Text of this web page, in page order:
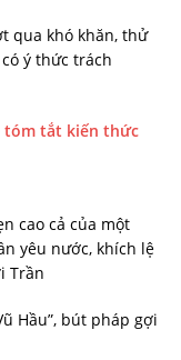
qua khó khăn, thử
ý thức trách
tóm tắt kiến thức
cao cả của một
yêu nước, khích lệ
Trần
Hầu”, bút pháp gợi